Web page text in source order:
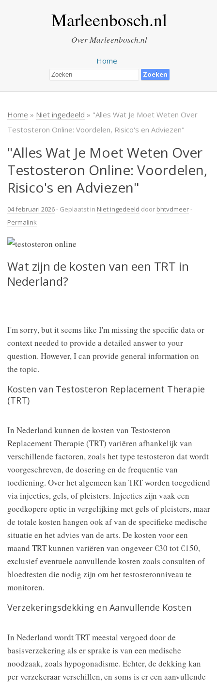
Marleenbosch.nl
Over Marleenbosch.nl
Home
Home » Niet ingedeeld » "Alles Wat Je Moet Weten Over
Testosteron Online: Voordelen, Risico's en Adviezen"
"Alles Wat Je Moet Weten Over
Testosteron Online: Voordelen,
Risico's en Adviezen"
04 februari 2026- Geplaatst in Niet ingedeeld door bhtvdmeer-
Permalink
Wat zijn de kosten van een TRT in
Nederland?
I'm sorry, but it seems like I'm missing the specific data or
context needed to provide a detailed answer to your
question. However, I can provide general information on
the topic.
Kosten van Testosteron Replacement Therapie
(TRT)
In Nederland kunnen de kosten van Testosteron
Replacement Therapie (TRT) variëren afhankelijk van
verschillende factoren, zoals het type testosteron dat wordt
voorgeschreven, de dosering en de frequentie van
toediening. Over het algemeen kan TRT worden toegediend
via injecties, gels, of pleisters. Injecties zijn vaak een
goedkopere optie in vergelijking met gels of pleisters, maar
de totale kosten hangen ook af van de specifieke medische
situatie en het advies van de arts. De kosten voor een
maand TRT kunnen variëren van ongeveer €30 tot €150,
exclusief eventuele aanvullende kosten zoals consulten of
bloedtesten die nodig zijn om het testosteronniveau te
monitoren.
Verzekeringsdekking en Aanvullende Kosten
In Nederland wordt TRT meestal vergoed door de
basisverzekering als er sprake is van een medische
noodzaak, zoals hypogonadisme. Echter, de dekking kan
per verzekeraar verschillen, en soms is er een aanvullende